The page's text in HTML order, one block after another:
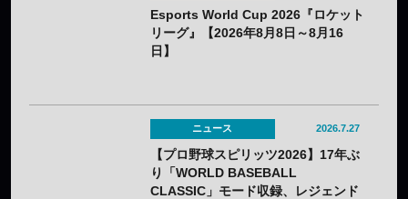
Esports World Cup 2026『ロケット
リーグ』【2026年8月8日～8月16
日】
ニュース 2026.7.27
【プロ野球スピリッツ2026】17年ぶ
り「WORLD BASEBALL
CLASSIC」モード収録、レジェンド